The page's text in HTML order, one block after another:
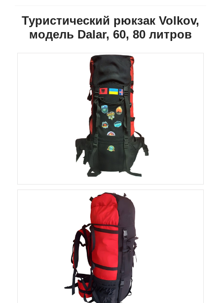
Туристический рюкзак Volkov,
модель Dalar, 60, 80 литров